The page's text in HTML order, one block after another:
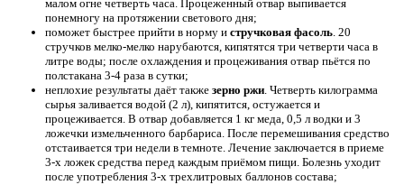
малом огне четверть часа. Процеженный отвар выпивается
понемногу на протяжении светового дня;
поможет быстрее прийти в норму и стручковая фасоль. 20
стручков мелко-мелко нарубаются, кипятятся три четверти часа в
литре воды; после охлаждения и процеживания отвар пьётся по
полстакана 3-4 раза в сутки;
неплохие результаты даёт также зерно ржи. Четверть килограмма
сырья заливается водой (2 л), кипятится, остужается и
процеживается. В отвар добавляется 1 кг меда, 0,5 л водки и 3
ложечки измельченного барбариса. После перемешивания средство
отстаивается три недели в темноте. Лечение заключается в приеме
3-х ложек средства перед каждым приёмом пищи. Болезнь уходит
после употребления 3-х трехлитровых баллонов состава;